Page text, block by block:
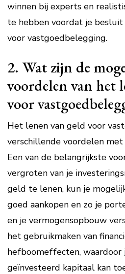
winnen bij experts en
te hebben voordat je
voor vastgoedbelegging.
2. Wat zijn de
voordelen van het
voor
Het lenen van geld voor
verschillende voordelen met
Een van de belangrijkste
vergroten van je
geld te lenen, kun je
goed aankopen en zo je
en je vermogensopbouw
het gebruikmaken van
hefboomeffecten, waardoor
geïnvesteerd kapitaal kan